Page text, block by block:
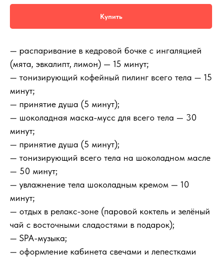
Купить
— распаривание в кедровой бочке с ингаляцией
(мята, эвкалипт, лимон) — 15 минут;
— тонизирующий кофейный пилинг всего тела — 15
минут;
— принятие душа (5 минут);
— шоколадная маска-мусс для всего тела — 30
минут;
— принятие душа (5 минут);
— тонизирующий всего тела на шоколадном масле
— 50 минут;
— увлажнение тела шоколадным кремом — 10
минут;
— отдых в релакс-зоне (паровой коктель и зелёный
чай с восточными сладостями в подарок);
— SPA-музыка;
— оформление кабинета свечами и лепестками